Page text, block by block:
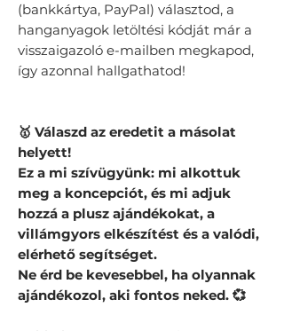
(bankkártya, PayPal) választod, a
hanganyagok letöltési kódját már a
visszaigazoló e-mailben megkapod,
így azonnal hallgathatod!
🥇 Válaszd az eredetit a másolat
helyett!
Ez a mi szívügyünk: mi alkottuk
meg a koncepciót, és mi adjuk
hozzá a plusz ajándékokat, a
villámgyors elkészítést és a valódi,
elérhető segítséget.
Ne érd be kevesebbel, ha olyannak
ajándékozol, aki fontos neked. 💞